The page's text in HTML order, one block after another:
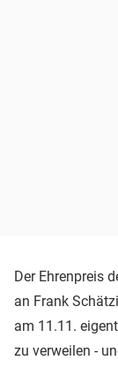
Der Ehrenpreis
an Frank
am 11.11.
zu verweilen -